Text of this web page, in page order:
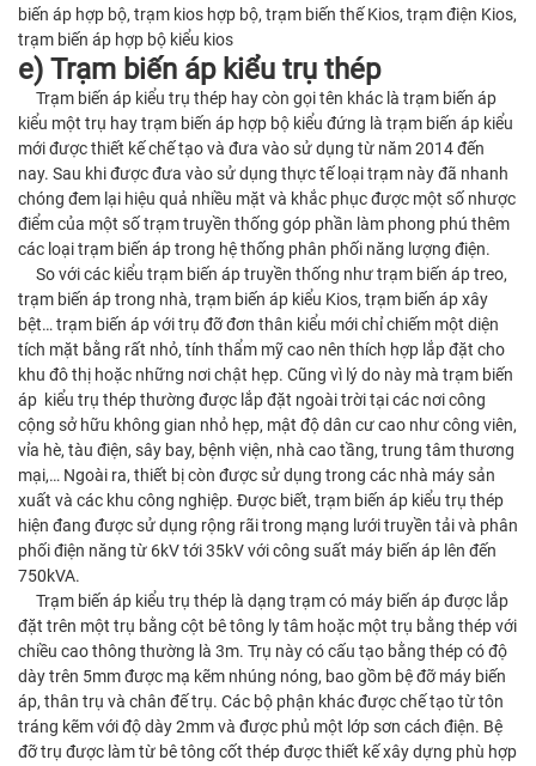
biến áp hợp bộ, trạm kios hợp bộ, trạm biến thế Kios, trạm điện Kios,
trạm biến áp hợp bộ kiểu kios
e) Trạm biến áp kiểu trụ thép
Trạm biến áp kiểu trụ thép hay còn gọi tên khác là trạm biến áp
kiểu một trụ hay trạm biến áp hợp bộ kiểu đứng là trạm biến áp kiểu
mới được thiết kế chế tạo và đưa vào sử dụng từ năm 2014 đến
nay. Sau khi được đưa vào sử dụng thực tế loại trạm này đã nhanh
chóng đem lại hiệu quả nhiều mặt và khắc phục được một số nhược
điểm của một số trạm truyền thống góp phần làm phong phú thêm
các loại trạm biến áp trong hệ thống phân phối năng lượng điện.
So với các kiểu trạm biến áp truyền thống như trạm biến áp treo,
trạm biến áp trong nhà, trạm biến áp kiểu Kios, trạm biến áp xây
bệt… trạm biến áp với trụ đỡ đơn thân kiểu mới chỉ chiếm một diện
tích mặt bằng rất nhỏ, tính thẩm mỹ cao nên thích hợp lắp đặt cho
khu đô thị hoặc những nơi chật hẹp. Cũng vì lý do này mà trạm biến
áp kiểu trụ thép thường được lắp đặt ngoài trời tại các nơi công
cộng sở hữu không gian nhỏ hẹp, mật độ dân cư cao như công viên,
vỉa hè, tàu điện, sây bay, bệnh viện, nhà cao tầng, trung tâm thương
mại,… Ngoài ra, thiết bị còn được sử dụng trong các nhà máy sản
xuất và các khu công nghiệp. Được biết, trạm biến áp kiểu trụ thép
hiện đang được sử dụng rộng rãi trong mạng lưới truyền tải và phân
phối điện năng từ 6kV tới 35kV với công suất máy biến áp lên đến
750kVA.
Trạm biến áp kiểu trụ thép là dạng trạm có máy biến áp được lắp
đặt trên một trụ bằng cột bê tông ly tâm hoặc một trụ bằng thép với
chiều cao thông thường là 3m. Trụ này có cấu tạo bằng thép có độ
dày trên 5mm được mạ kẽm nhúng nóng, bao gồm bệ đỡ máy biến
áp, thân trụ và chân đế trụ. Các bộ phận khác được chế tạo từ tôn
tráng kẽm với độ dày 2mm và được phủ một lớp sơn cách điện. Bệ
đỡ trụ được làm từ bê tông cốt thép được thiết kế xây dựng phù hợp